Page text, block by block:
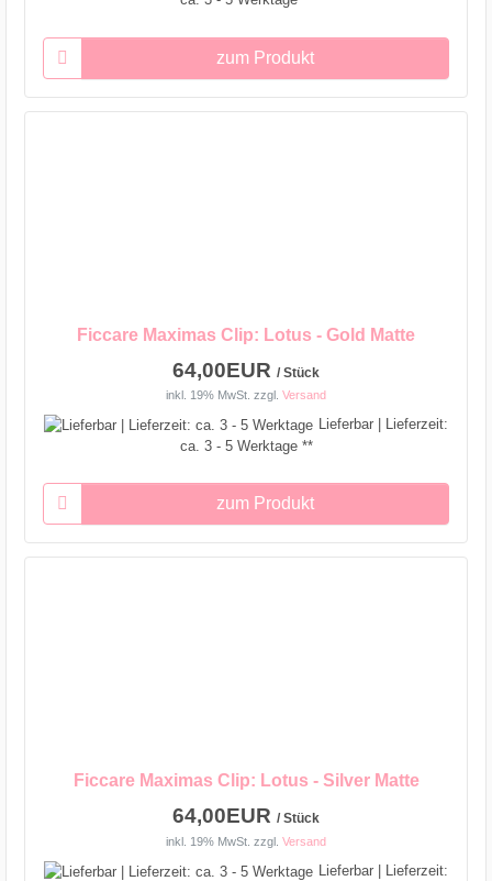
zum Produkt
Ficcare Maximas Clip: Lotus - Gold Matte
64,00EUR / Stück
inkl. 19% MwSt. zzgl. Versand
Lieferbar | Lieferzeit:
ca. 3 - 5 Werktage **
zum Produkt
Ficcare Maximas Clip: Lotus - Silver Matte
64,00EUR / Stück
inkl. 19% MwSt. zzgl. Versand
Lieferbar | Lieferzeit: